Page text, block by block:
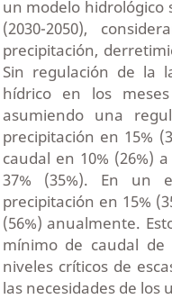
un modelo hidrológico
(2030-2050),
precipitación,
Sin regulación de la
hídrico en los
asumiendo una
precipitación en 15%
caudal en 10% (26%)
37% (35%). En un
precipitación en 15%
(56%) anualmente.
mínimo de caudal de
niveles críticos de
las necesidades de los